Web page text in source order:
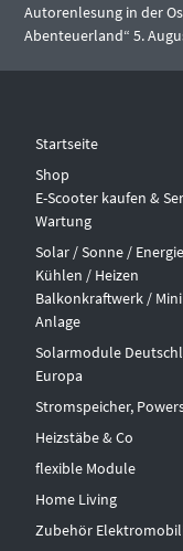
Autorenlesung in der
Abenteuerland“ 5.
Startseite
Shop
E-Scooter kaufen &
Wartung
Solar / Sonne /
Kühlen / Heizen
Balkonkraftwerk / Mini
Anlage
Solarmodule
Europa
Stromspeicher,
Heizstäbe & Co
flexible Module
Home Living
Zubehör